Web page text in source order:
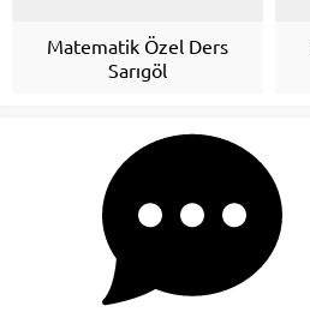
Matematik Özel Ders
Sarıgöl